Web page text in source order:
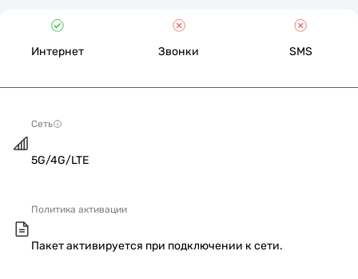
Интернет Звонки SMS
Сеть
5G/4G/LTE
Политика активации
Пакет активируется при подключении к сети.